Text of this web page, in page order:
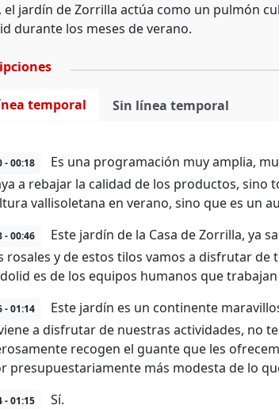
el jardín de Zorrilla actúa como un pulmón
durante los meses de verano.
temporal Sin línea temporal
- 00:18
Es una programación muy amplia,
a rebajar la calidad de los productos, sino
vallisoletana en verano, sino que es un
- 00:46
Este jardín de la Casa de Zorrilla, ya
rosales y de estos tilos vamos a disfrutar
es de los equipos humanos que
- 01:14
Este jardín es un continente
a disfrutar de nuestras actividades, no
recogen el guante que les
presupuestariamente más modesta de lo
- 01:15 Sí.